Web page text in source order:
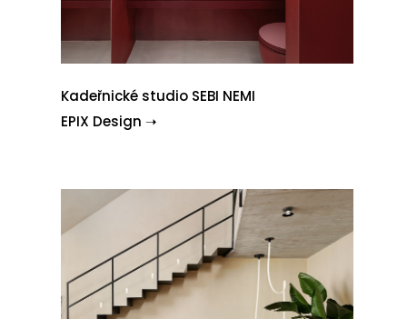
Kadeřnické studio SEBI NEMI
EPIX Design ➝